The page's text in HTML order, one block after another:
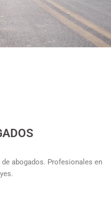
abogados. Profesionales en